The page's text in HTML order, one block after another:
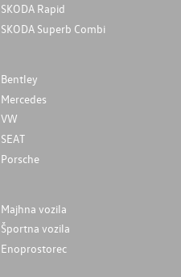
SKODA Rapid
SKODA Superb Combi
Bentley
Mercedes
VW
SEAT
Porsche
Majhna vozila
Športna vozila
Enoprostorec